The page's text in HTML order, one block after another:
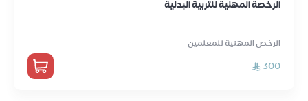
الرخصة المهنية للتربية البدنية
الرخص المهنية للمعلمين
300